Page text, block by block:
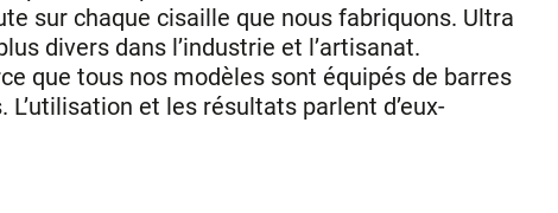
sur chaque cisaille que nous fabriquons. Ultra
divers dans l’industrie et l’artisanat.
que tous nos modèles sont équipés de barres
et les résultats parlent d’eux-